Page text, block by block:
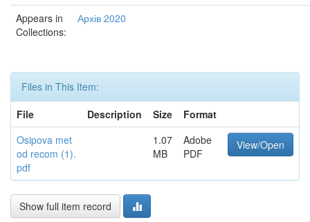
Appears in
Collections:
Архів 2020
Files in This Item:
File
Description Size
Format
Osipova met
od recom (1).
pdf
1.07
MB
Adobe
PDF
View/Open
Show full item record